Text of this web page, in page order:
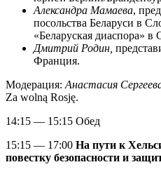
Александра Мамаева,
посольства Беларуси в
«Беларуская диаспора» в
Дмитрий Родин,
Франция.
Модерация: Анастасия
Za wolną Rosję.
14:15 — 15:15 Обед
15:15 — 17:00 На пути к
повестку безопасности и